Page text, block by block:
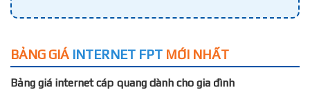
BẢNG GIÁ INTERNET FPT MỚI NHẤT
Bảng giá internet cáp quang dành cho gia đình